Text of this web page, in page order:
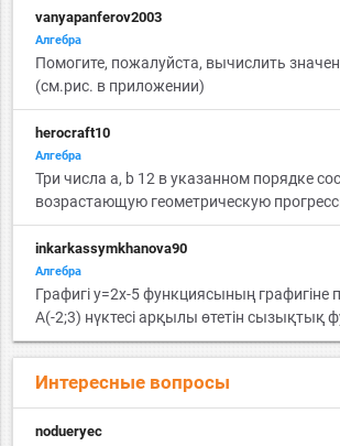
vanyapanferov2003
Алгебра
Помогите, пожалуйста, вычислить
(см.рис. в приложении)
herocraft10
Алгебра
Три числа a, b 12 в указанном порядке
возрастающую геометрическую
inkarkassymkhanova90
Алгебра
Графигі y=2x-5 функциясының графигіне
A(-2;3) нүктесі арқылы өтетін сызықтық
Интересные вопросы
nodueryec